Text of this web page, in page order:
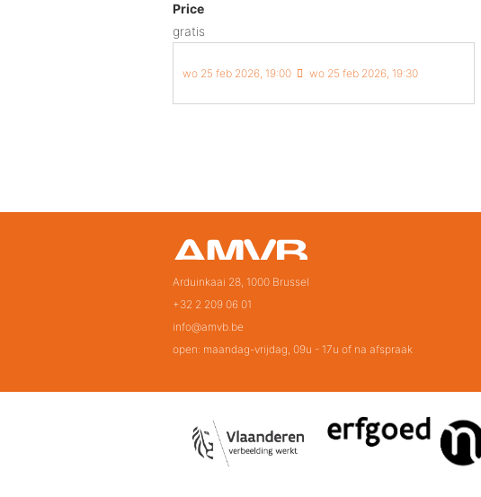
Price
gratis
wo 25 feb 2026, 19:00 wo 25 feb 2026, 19:30
Arduinkaai 28, 1000 Brussel
+32 2 209 06 01
info@amvb.be
open: maandag-vrijdag, 09u - 17u of na afspraak